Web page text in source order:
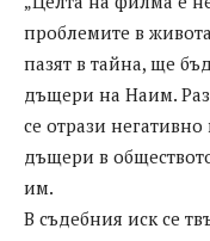
проблемите в
пазят в тайна, ще
дъщери на Наим.
се отрази
дъщери в
им.
В съдебния иск се